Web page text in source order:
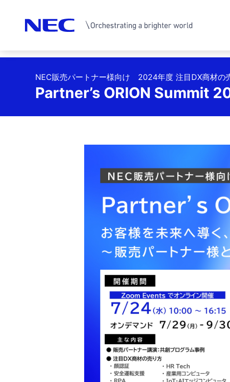
イ
Partner’s ORION Summit
NEC販売パートナー様向け 2024年度 注目DX商材の